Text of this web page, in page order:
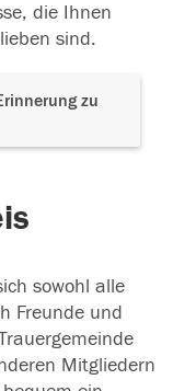
die Ihnen
sind.
zu
sowohl alle
Freunde und
Mitgliedern